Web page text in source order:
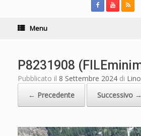
Menu
P8231908
Pubblicato il 8 Settembre 2024 di
← Precedente
Successivo →